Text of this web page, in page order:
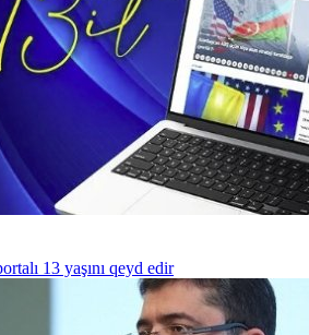
13 yaşını qeyd edir